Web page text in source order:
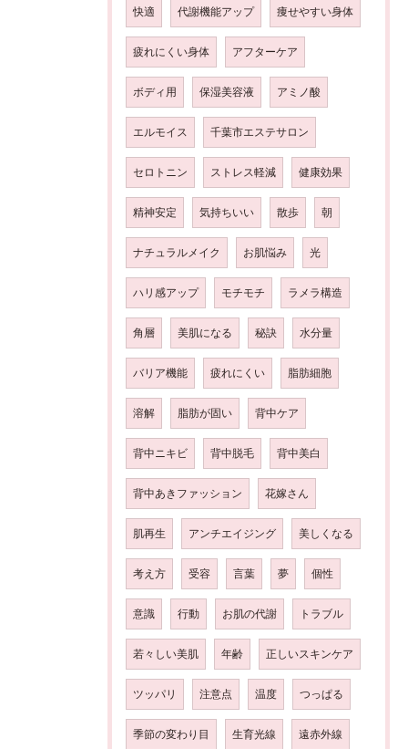
快適 代謝機能アップ 痩せやすい身体
疲れにくい身体 アフターケア
ボディ用 保湿美容液 アミノ酸
エルモイス 千葉市エステサロン
セロトニン ストレス軽減 健康効果
精神安定 気持ちいい 散歩 朝
ナチュラルメイク お肌悩み 光
ハリ感アップ モチモチ ラメラ構造
角層 美肌になる 秘訣 水分量
バリア機能 疲れにくい 脂肪細胞
溶解 脂肪が固い 背中ケア
背中ニキビ 背中脱毛 背中美白
背中あきファッション 花嫁さん
肌再生 アンチエイジング 美しくなる
考え方 受容 言葉 夢 個性
意識 行動 お肌の代謝 トラブル
若々しい美肌 年齢 正しいスキンケア
ツッパリ 注意点 温度 つっぱる
季節の変わり目 生育光線 遠赤外線